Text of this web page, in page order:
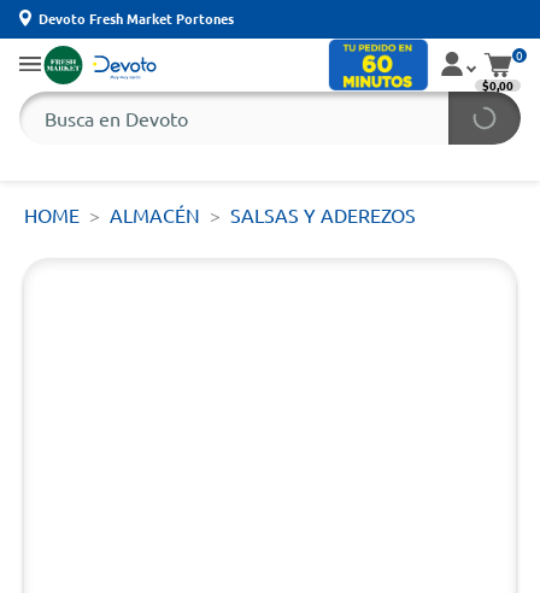
Devoto Fresh Market Portones
0
$0,00
HOME ALMACÉN SALSAS Y ADEREZOS